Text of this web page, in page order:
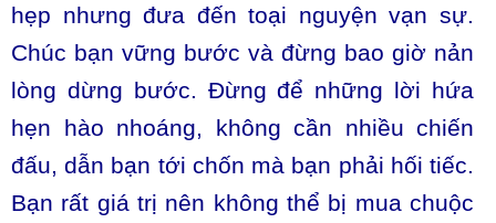
hẹp nhưng đưa đến toại nguyện vạn sự.
Chúc bạn vững bước và đừng bao giờ nản
lòng dừng bước. Đừng để những lời hứa
hẹn hào nhoáng, không cần nhiều chiến
đấu, dẫn bạn tới chốn mà bạn phải hối tiếc.
Bạn rất giá trị nên không thể bị mua chuộc